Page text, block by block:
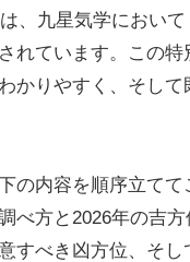
、九星気学におい
れています。この
かりやすく、そし
の内容を順序立て
べ方と2026年の吉
すべき凶方位、そ